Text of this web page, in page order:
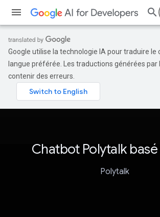
Google utilise la technologie IA pour traduire le
langue préférée. Les traductions générées par
contenir des erreurs.
Chatbot Polytalk basé
Polytalk